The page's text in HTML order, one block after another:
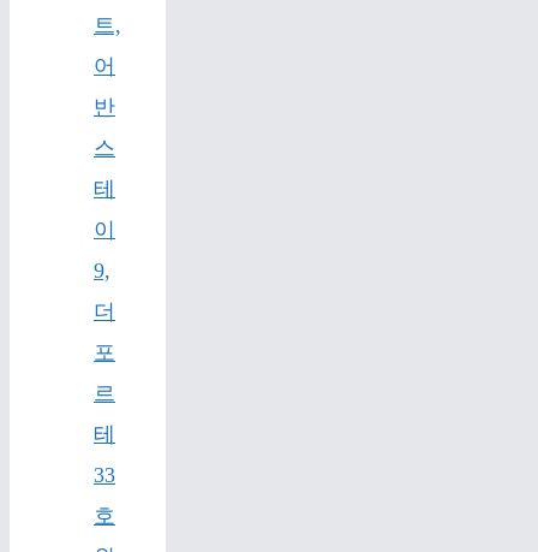
트,
어
반
스
테
이
9,
더
포
르
테
33
호